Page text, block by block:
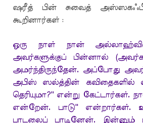
ஷரீத் பின் சுவைத்
கூறினார்கள் :
ஒரு நாள் நான்
அவர்களுக்குப் பின்னால்
அமர்ந்திருந்தேன். அப்போது
அபிஸ் ஸல்த்தின் கவிதைகளில்
தெரியுமா?'' என்று கேட்டார்கள்.
என்றேன். பாடு'' என்றார்கள்.
பாடலைப் பாடினேன். இன்னும்